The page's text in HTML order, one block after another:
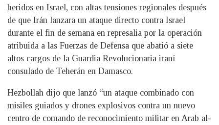
heridos en Israel, con altas tensiones regionales después
de que Irán lanzara un ataque directo contra Israel
durante el fin de semana en represalia por la operación
atribuida a las Fuerzas de Defensa que abatió a siete
altos cargos de la Guardia Revolucionaria iraní
consulado de Teherán en Damasco.
Hezbollah dijo que lanzó “un ataque combinado con
misiles guiados y drones explosivos contra un nuevo
centro de comando de reconocimiento militar en Arab al-